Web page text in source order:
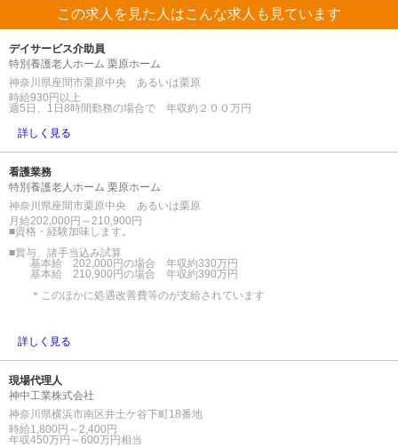
この求人を見た人はこんな求人も見ています
デイサービス介助員
特別養護老人ホーム 栗原ホーム
神奈川県座間市栗原中央 あるいは栗原
時給930円以上
週5日、1日8時間勤務の場合で 年収約２００万円
詳しく見る
看護業務
特別養護老人ホーム 栗原ホーム
神奈川県座間市栗原中央 あるいは栗原
月給202,000円～210,900円
■資格・経験加味します。
■賞与、諸手当込み試算
基本給 202,000円の場合 年収約330万円
基本給 210,900円の場合 年収約390万円
＊このほかに処遇改善費等のが支給されています
詳しく見る
現場代理人
神中工業株式会社
神奈川県横浜市南区井土ケ谷下町18番地
時給1,800円～2,400円
年収450万円～600万円相当